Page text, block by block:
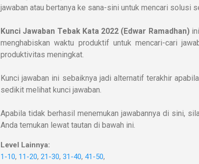
jawaban atau bertanya ke sana-sini untuk mencari solusi
Kunci Jawaban Tebak Kata 2022 (Edwar Ramadhan)
menghabiskan waktu produktif untuk mencari-cari
produktivitas meningkat.
Kunci jawaban ini sebaiknya jadi alternatif terakhir
sedikit melihat kunci jawaban.
Apabila tidak berhasil menemukan jawabannya di sini,
Anda temukan lewat tautan di bawah ini.
Level Lainnya:
1-10, 11-20, 21-30, 31-40, 41-50,